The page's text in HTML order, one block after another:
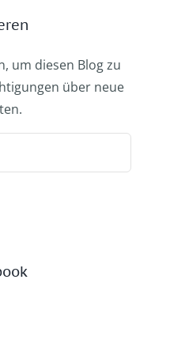
um diesen Blog zu
über neue